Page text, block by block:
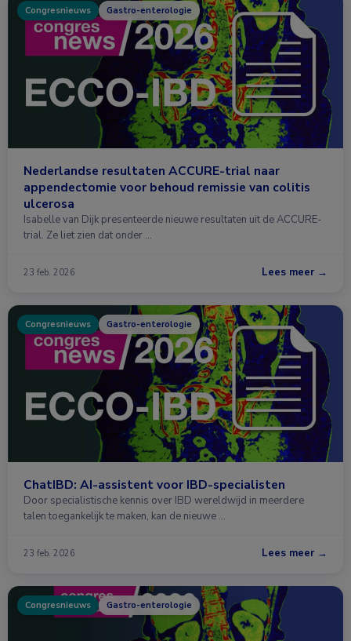
Congresnieuws Gastro-enterologie
Nederlandse resultaten ACCURE-trial naar
appendectomie voor behoud remissie van colitis
ulcerosa
Isabelle van Dijk presenteerde nieuwe resultaten uit de ACCURE-
trial. Ze liet zien dat onder …
23 feb. 2026 Lees meer →
Congresnieuws Gastro-enterologie
ChatIBD: AI-assistent voor IBD-specialisten
Door specialistische kennis over IBD wereldwijd in meerdere
talen toegankelijk te maken, kan de nieuwe …
23 feb. 2026 Lees meer →
Congresnieuws Gastro-enterologie